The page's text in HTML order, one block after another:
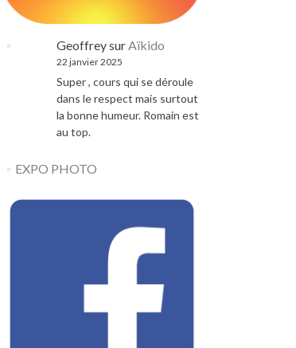
GeoffreysurAïkido
22 janvier 2025
Super , cours qui se déroule
dans le respect mais surtout
la bonne humeur. Romain est
au top.
EXPO PHOTO